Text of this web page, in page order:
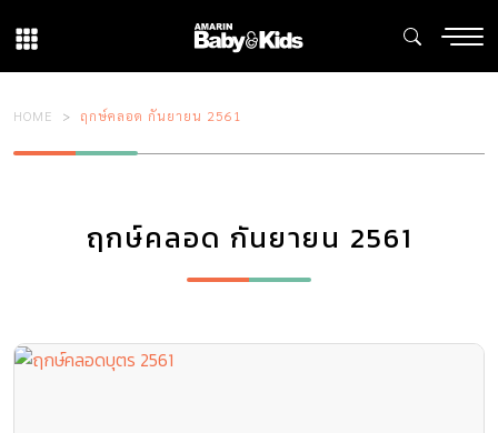
HOME ฤกษ์คลอด กันยายน 2561
ฤกษ์คลอด กันยายน 2561